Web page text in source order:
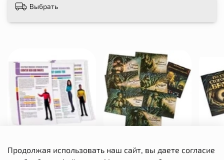
Выбрать
Набор бланков
«Следующее поколение».
По ту сторону Врат.
Легенды о героях
По
Продолжая использовать наш сайт, вы даете согласие